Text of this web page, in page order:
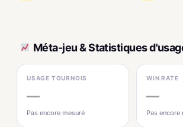
Méta-jeu & Statistiques
USAGE TOURNOIS
—
Pas encore mesuré
WIN RATE
—
Pas encore